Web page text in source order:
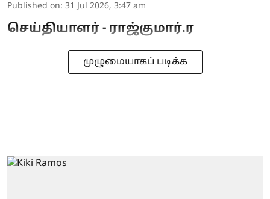
Published on: 31 Jul 2026, 3:47 am
செய்தியாளர் - ராஜ்குமார்.ர
முழுமையாகப் படிக்க